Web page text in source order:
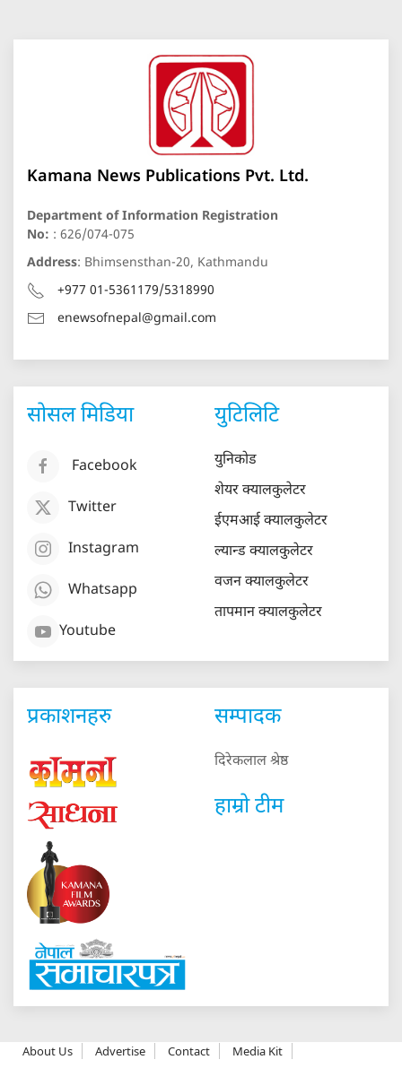
Kamana News Publications Pvt. Ltd.
Department of Information Registration
No: : 626/074-075
Address: Bhimsensthan-20, Kathmandu
+977 01-5361179/5318990
enewsofnepal@gmail.com
सोसल मिडिया
Facebook
Twitter
Instagram
Whatsapp
Youtube
युटिलिटि
युनिकोड
शेयर क्यालकुलेटर
ईएमआई क्यालकुलेटर
ल्यान्ड क्यालकुलेटर
वजन क्यालकुलेटर
तापमान क्यालकुलेटर
प्रकाशनहरु सम्पादक
दिरेकलाल श्रेष्ठ
हाम्रो टीम
About Us Advertise Contact Media Kit